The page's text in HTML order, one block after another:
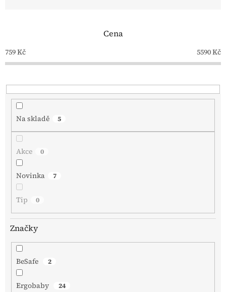
o
d
k
t
Cena
759Kč 5590Kč
Na skladě 5
Akce 0
Novinka 7
Tip 0
Značky
BeSafe 2
Ergobaby 24